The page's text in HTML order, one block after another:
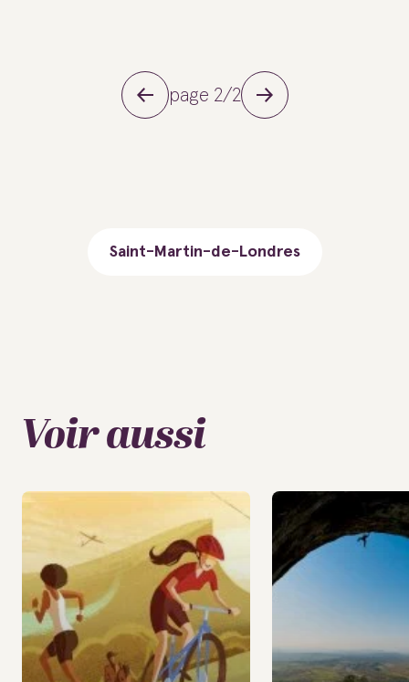
page 2/2
Saint-Martin-de-Londres
Voir aussi